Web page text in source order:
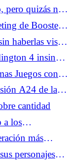
pero quizás no
de Boosters?
haberlas visto
4 insinúa
de Inglaterra
Juegos con
requerido
A24 de la
cantidad
a los
más
personajes